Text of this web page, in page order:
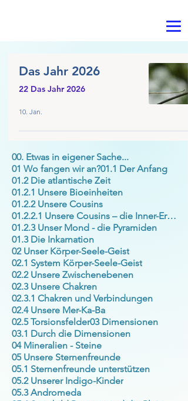
Das Jahr 2026
22 Das Jahr 2026
10. Jan.
00. Etwas in eigener Sache...
01 Wo fangen wir an?01.1 Der Anfang
01.2 Die atlantische Zeit
01.2.1 Unsere Bioeinheiten
01.2.2 Unsere Cousins
01.2.2.1 Unsere Cousins – die Inner-Erde
01.2.3 Unser Mond - die Pyramiden
01.3 Die Inkarnation
02 Unser Körper-Seele-Geist
02.1 System Körper-Seele-Geist
02.2 Unsere Zwischenebenen
02.3 Unsere Chakren
02.3.1 Chakren und Verbindungen
02.4 Unsere Mer-Ka-Ba
02.5 Torsionsfelder03 Dimensionen
03.1 Durch die Dimensionen
04 Mineralien - Steine
05 Unsere Sternenfreunde
05.1 Sternenfreunde unterstützen
05.2 Unserer Indigo-Kinder
05.3 Andromeda